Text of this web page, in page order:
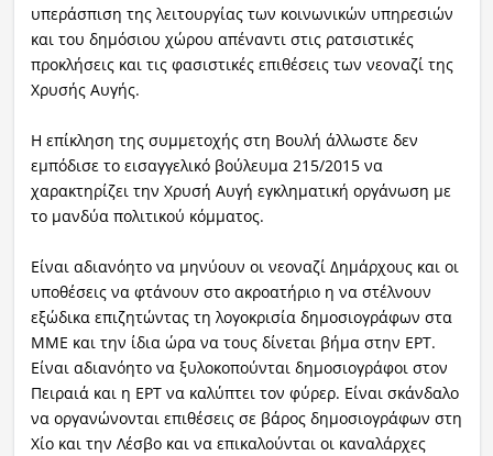
υπεράσπιση της λειτουργίας των κοινωνικών υπηρεσιών
και του δημόσιου χώρου απέναντι στις ρατσιστικές
προκλήσεις και τις φασιστικές επιθέσεις των νεοναζί της
Χρυσής Αυγής.
Η επίκληση της συμμετοχής στη Βουλή άλλωστε δεν
εμπόδισε το εισαγγελικό βούλευμα 215/2015 να
χαρακτηρίζει την Χρυσή Αυγή εγκληματική οργάνωση με
το μανδύα πολιτικού κόμματος.
Είναι αδιανόητο να μηνύουν οι νεοναζί Δημάρχους και οι
υποθέσεις να φτάνουν στο ακροατήριο η να στέλνουν
εξώδικα επιζητώντας τη λογοκρισία δημοσιογράφων στα
ΜΜΕ και την ίδια ώρα να τους δίνεται βήμα στην ΕΡΤ.
Είναι αδιανόητο να ξυλοκοπούνται δημοσιογράφοι στον
Πειραιά και η ΕΡΤ να καλύπτει τον φύρερ. Είναι σκάνδαλο
να οργανώνονται επιθέσεις σε βάρος δημοσιογράφων στη
Χίο και την Λέσβο και να επικαλούνται οι καναλάρχες